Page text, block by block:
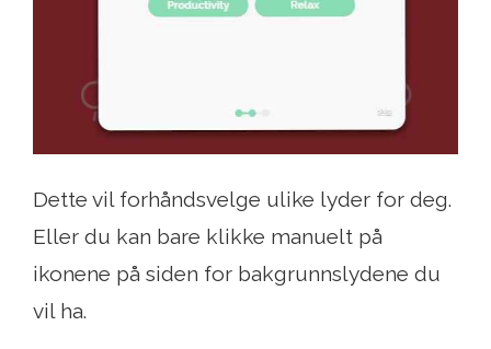
Dette vil forhåndsvelge ulike lyder for deg.
Eller du kan bare klikke manuelt på
ikonene på siden for bakgrunnslydene du
vil ha.